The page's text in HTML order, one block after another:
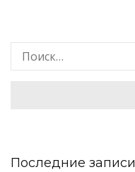
Последние записи